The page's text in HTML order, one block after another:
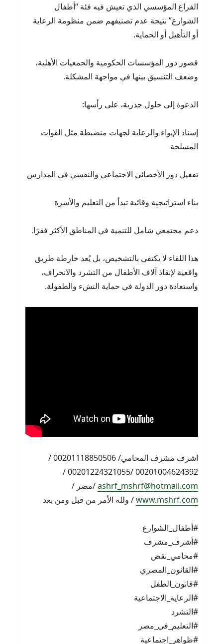
الفراغ المؤسسي الذي تعيش فيه فئة “أطفال
الشوارع” نتيجة عدم تصنيفهم ضمن منظومة الرعاية
أو التأهيل أو الحماية.
قصور دور المؤسسات الحكومية والجمعيات الأهلية،
وضعف التنسيق بينها في مواجهة المشكلة.
الدعوة إلى حلول جذرية، على رأسها:
إسناد الإيواء والرعاية لجهات منضبطة مثل القوات
المسلحة
تفعيل دور الأخصائي الاجتماعي والنفسي في المدارس
بناء استراتيجية وقائية تبدأ من التعليم والأسرة
دعم مجتمعي شامل للتنمية في المناطق الأكثر فقرًا.
هذا اللقاء لا يكتفي بالتشخيص، بل يُعد خارطة طريق
واقعية لإنقاذ آلاف الأطفال من التشرد والانحراف،
واستعادة دور الدولة في حماية النشء والطفولة.
اشرف مشرف المحامي/ 00201118850506 /
00201004624392 /00201224321055 /
ashrf_mshrf@hotmail.com/مصر /
www.mshrf.com/ ولله الأمر من قبل ومن بعد
#أطفال_الشوارع
#أشرف_مشرف
#محامي_نقض
#القانون_المصري
#قانون_الطفل
#الرعاية_الاجتماعية
#التشرد
#التعليم_في_مصر
#ظواهر_اجتماعية